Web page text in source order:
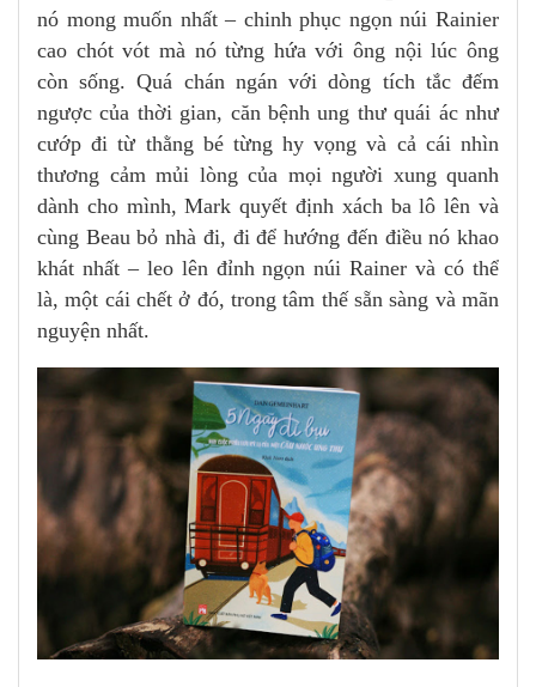
nó mong muốn nhất – chinh phục ngọn núi Rainier
cao chót vót mà nó từng hứa với ông nội lúc ông
còn sống. Quá chán ngán với dòng tích tắc đếm
ngược của thời gian, căn bệnh ung thư quái ác như
cướp đi từ thằng bé từng hy vọng và cả cái nhìn
thương cảm mủi lòng của mọi người xung quanh
dành cho mình, Mark quyết định xách ba lô lên và
cùng Beau bỏ nhà đi, đi để hướng đến điều nó khao
khát nhất – leo lên đỉnh ngọn núi Rainer và có thể
là, một cái chết ở đó, trong tâm thế sẵn sàng và mãn
nguyện nhất.